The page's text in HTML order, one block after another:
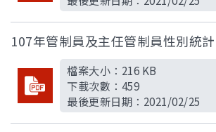
107年管制員及主任管制員性別統計
檔案大小： 216 KB
下載次數： 459
最後更新日期： 2021/02/25